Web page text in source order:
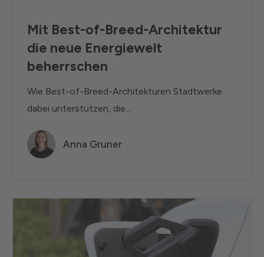
Mit Best-of-Breed-Architektur
die neue Energiewelt
beherrschen
Wie Best-of-Breed-Architekturen Stadtwerke
dabei unterstützen, die...
Anna Gruner